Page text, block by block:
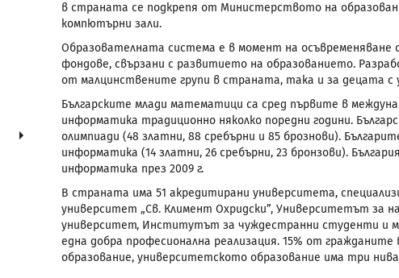
в страната се подкрепя от Министерството на
компютърни зали.
Образователната система е в момент на осъвременяване
фондове, свързани с развитието на образованието.
от малцинствените групи в страната, така и за децата с
Българските млади математици са сред първите в
информатика традиционно няколко поредни години.
олимпиади (48 златни, 88 сребърни и 85 брознови).
информатика (14 златни, 26 сребърни, 23 бронзови).
информатика през 2009 г.
В страната има 51 акредитирани университета,
университет „Св. Климент Охридски”, Университетът за
университет, Институтът за чуждестранни студенти и
една добра професионална реализация. 15% от
образование, университетското образование има три